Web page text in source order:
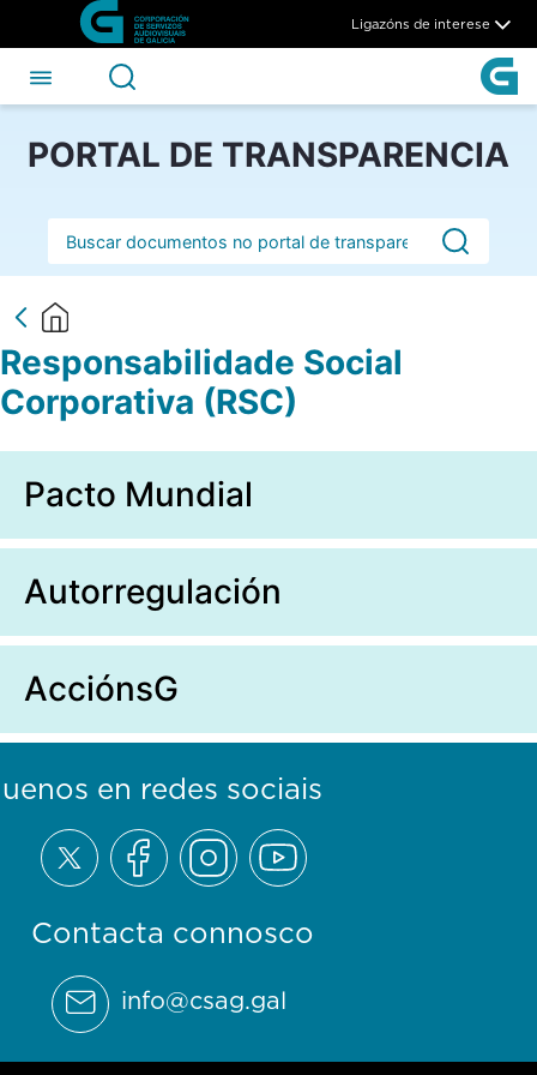
Skip to Main Content
Responsabilidade Social
Ligazóns de interese
PORTAL DE TRANSPARENCIA
Barra de busca
Responsabilidade Social
Corporativa (RSC)
Pacto Mundial
Autorregulación
AcciónsG
Contacta connosco
info@csag.gal
en redes sociais